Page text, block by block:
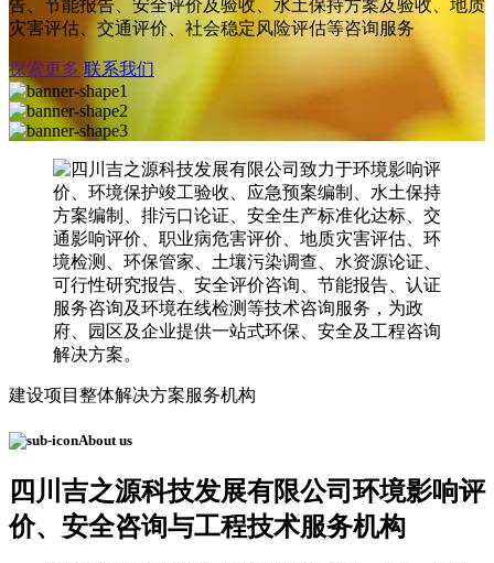
告、节能报告、安全评价及验收、水土保持方案及验收、地质
灾害评估、交通评价、社会稳定风险评估等咨询服务
探索更多 联系我们
建设项目整体解决方案服务机构
About us
四川吉之源科技发展有限公司环境影响评
价、安全咨询与工程技术服务机构